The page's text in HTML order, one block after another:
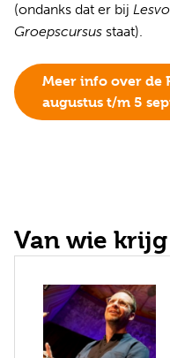
(ondanks dat er bij
Groepscursus staat).
Meer info over de
augustus t/m 5
Van wie krijg